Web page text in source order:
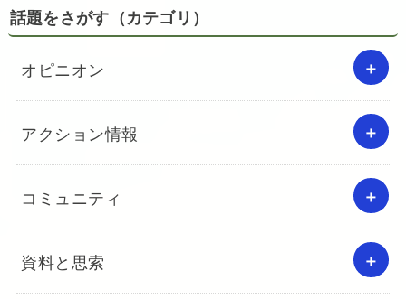
話題をさがす（カテゴリ）
オピニオン
アクション情報
コミュニティ
資料と思索